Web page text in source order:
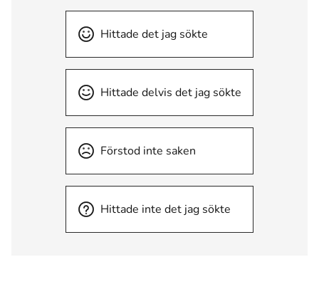
Hittade det jag sökte
Hittade delvis det jag sökte
Förstod inte saken
Hittade inte det jag sökte